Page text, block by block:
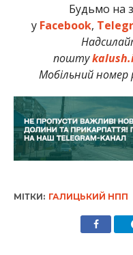
Будьмо на
у Facebook,
пошту
Мобільний номер
МІТКИ: ГАЛИЦЬКИЙ НПП